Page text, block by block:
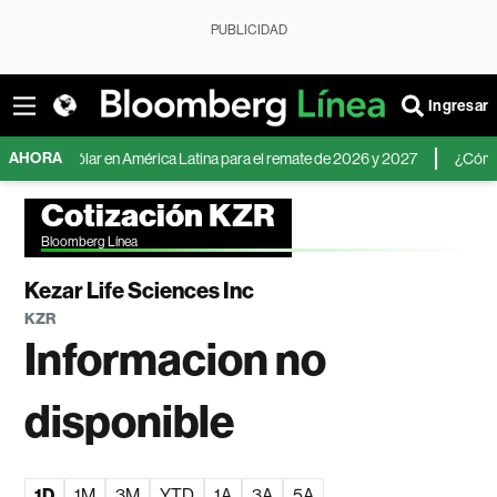
PUBLICIDAD
Ingresar
AHORA
dólar en América Latina para el remate de 2026 y 2027 ¿Cómo
Cotización KZR
Bloomberg Línea
Kezar Life Sciences Inc
KZR
Informacion no
disponible